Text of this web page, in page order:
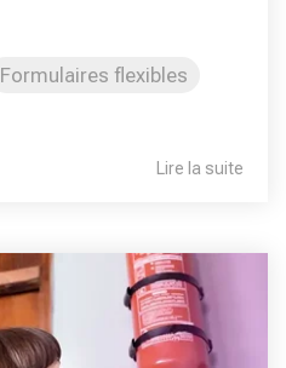
Formulaires flexibles
Lire la suite